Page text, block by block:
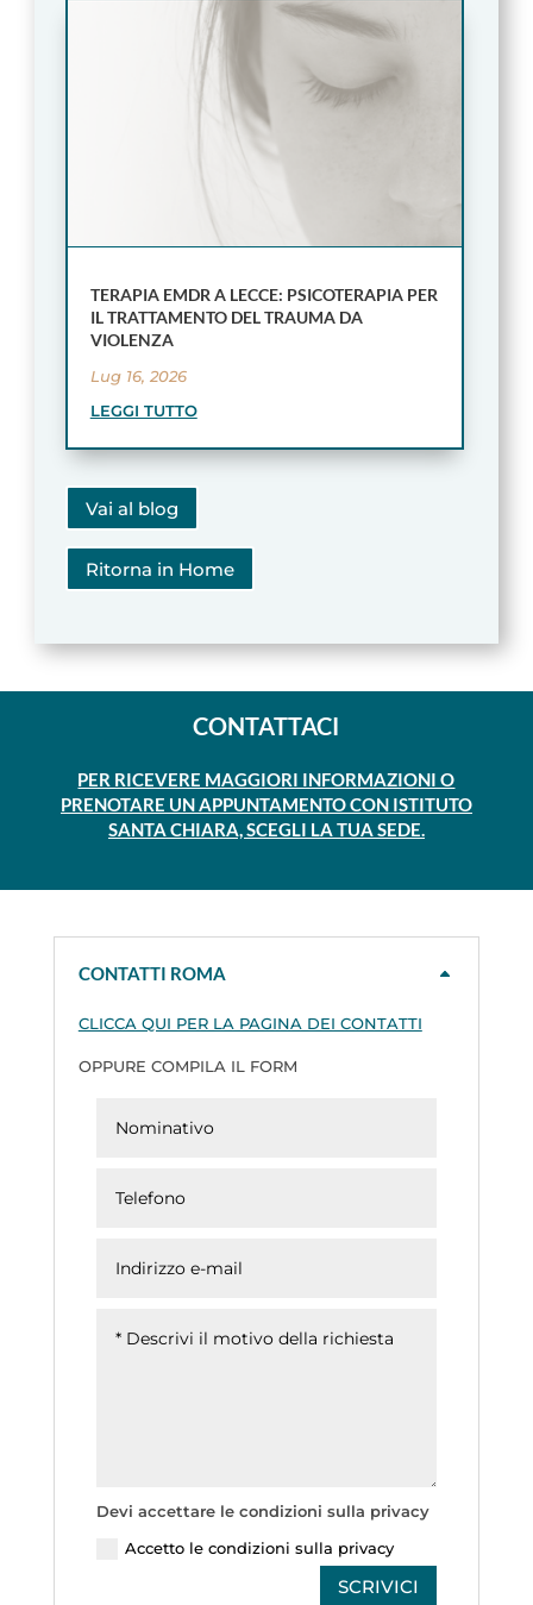
TERAPIA EMDR A LECCE: PSICOTERAPIA PER
IL TRATTAMENTO DEL TRAUMA DA
VIOLENZA
Lug 16, 2026
LEGGI TUTTO
Vai al blog
Ritorna in Home
CONTATTACI
PER RICEVERE MAGGIORI INFORMAZIONI O
PRENOTARE UN APPUNTAMENTO CON ISTITUTO
SANTA CHIARA, SCEGLI LA TUA SEDE.
CONTATTI ROMA
CLICCA QUI PER LA PAGINA DEI CONTATTI
OPPURE COMPILA IL FORM
Devi accettare le condizioni sulla privacy
Accetto le condizioni sulla privacy
SCRIVICI